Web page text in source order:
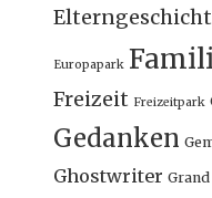
Europapark
Freizeit Freizeitpark
Gedanken
Ghostwriter